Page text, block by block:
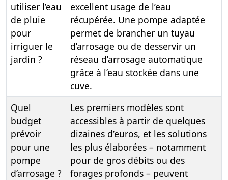
utiliser l’eau
de pluie
pour
irriguer le
jardin ?
excellent usage de l’eau
récupérée. Une pompe adaptée
permet de brancher un tuyau
d’arrosage ou de desservir un
réseau d’arrosage automatique
grâce à l’eau stockée dans une
cuve.
Quel
budget
prévoir
pour une
pompe
d’arrosage ?
Les premiers modèles sont
accessibles à partir de quelques
dizaines d’euros, et les solutions
les plus élaborées – notamment
pour de gros débits ou des
forages profonds – peuvent